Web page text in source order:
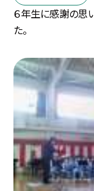
６年生に感謝の思
た。